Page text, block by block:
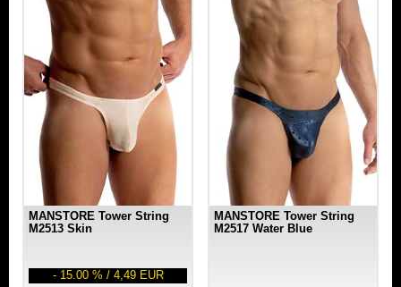
MANSTORE Tower String
M2513 Skin
- 15.00 % / 4,49 EUR
MANSTORE Tower String
M2517 Water Blue